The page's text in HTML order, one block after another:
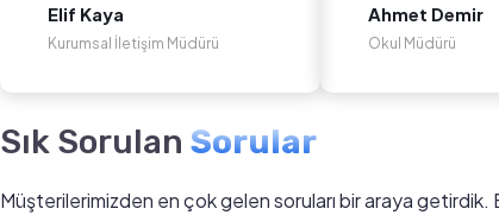
Elif Kaya
Kurumsal İletişim Müdürü
Ahmet Demir
Okul Müdürü
Sık Sorulan Sorular
Müşterilerimizden en çok gelen soruları bir araya getirdik.